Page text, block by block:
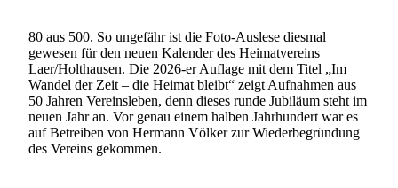
80 aus 500. So ungefähr ist die Foto-Auslese diesmal
gewesen für den neuen Kalender des Heimatvereins
Laer/Holthausen. Die 2026-er Auflage mit dem Titel „Im
Wandel der Zeit – die Heimat bleibt“ zeigt Aufnahmen aus
50 Jahren Vereinsleben, denn dieses runde Jubiläum steht im
neuen Jahr an. Vor genau einem halben Jahrhundert war es
auf Betreiben von Hermann Völker zur Wiederbegründung
des Vereins gekommen.